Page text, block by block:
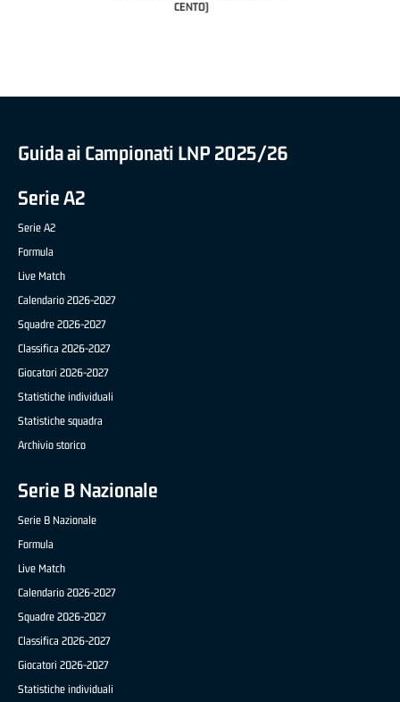
MARCO RESTELLI (TAV TREVIGLIO
Guida ai Campionati LNP 2025/26
Serie A2
Serie A2
Formula
Live Match
Calendario 2026-2027
Squadre 2026-2027
Classifica 2026-2027
Giocatori 2026-2027
Statistiche individuali
Statistiche squadra
Archivio storico
Serie B Nazionale
Serie B Nazionale
Formula
Live Match
Calendario 2026-2027
Squadre 2026-2027
Classifica 2026-2027
Giocatori 2026-2027
Statistiche individuali